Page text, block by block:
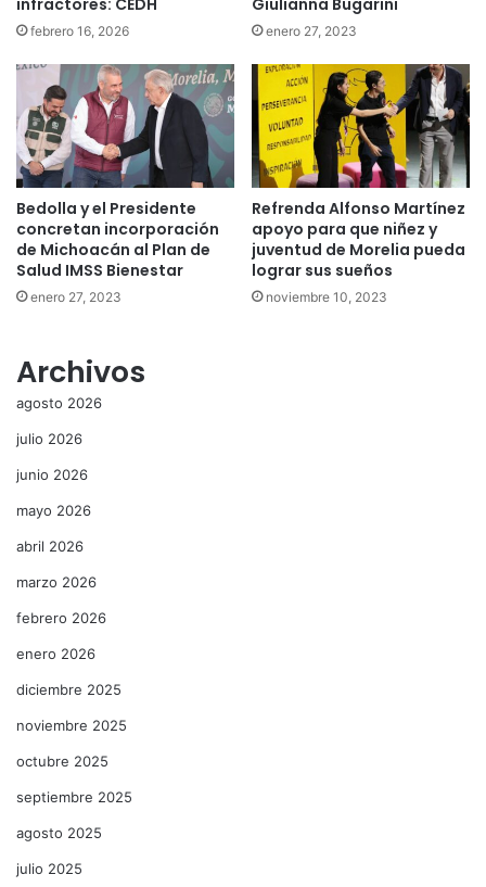
infractores: CEDH
febrero 16, 2026
Giulianna Bugarini
enero 27, 2023
Bedolla y el Presidente
concretan incorporación
de Michoacán al Plan de
Salud IMSS Bienestar
enero 27, 2023
Refrenda Alfonso Martínez
apoyo para que niñez y
juventud de Morelia pueda
lograr sus sueños
noviembre 10, 2023
Archivos
agosto 2026
julio 2026
junio 2026
mayo 2026
abril 2026
marzo 2026
febrero 2026
enero 2026
diciembre 2025
noviembre 2025
octubre 2025
septiembre 2025
agosto 2025
julio 2025